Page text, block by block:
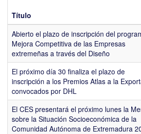
Título
Abierto el plazo de inscripción del
Mejora Competitiva de las Empresas
extremeñas a través del Diseño
El próximo día 30 finaliza el plazo de
inscripción a los Premios Atlas a la
convocados por DHL
El CES presentará el próximo lunes la
sobre la Situación Socioeconómica de la
Comunidad Autónoma de Extremadura